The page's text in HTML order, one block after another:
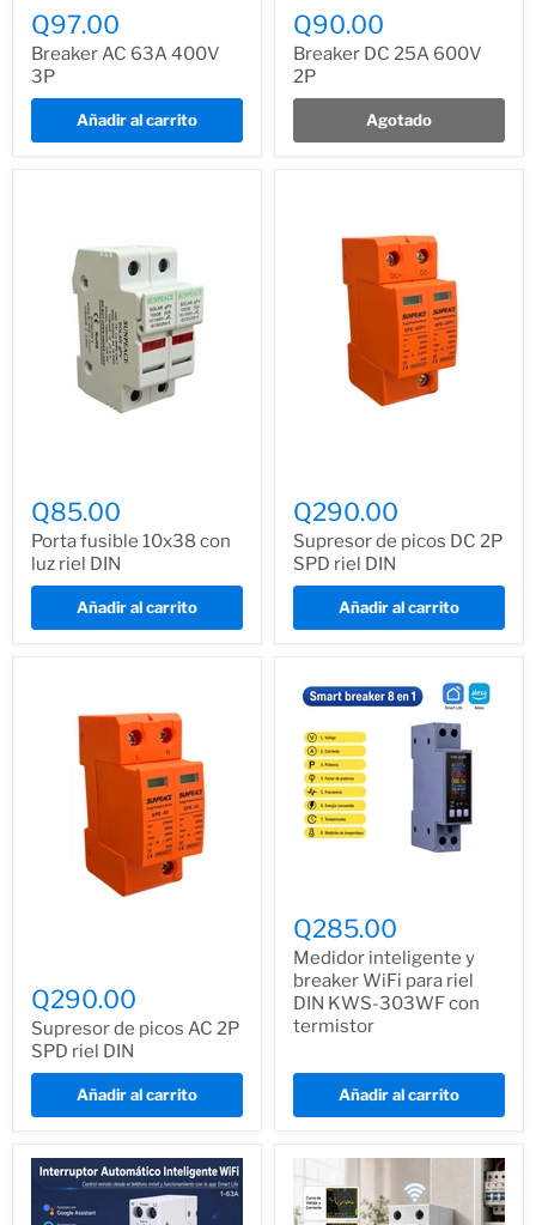
Q97.00
Breaker AC 63A 400V
3P
Añadir al carrito
Q90.00
Breaker DC 25A 600V
2P
Agotado
Q85.00
Porta fusible 10x38 con
luz riel DIN
Añadir al carrito
Q290.00
Supresor de picos DC 2P
SPD riel DIN
Añadir al carrito
Q290.00
Supresor de picos AC 2P
SPD riel DIN
Añadir al carrito
Q285.00
Medidor inteligente y
breaker WiFi para riel
DIN KWS-303WF con
termistor
Añadir al carrito